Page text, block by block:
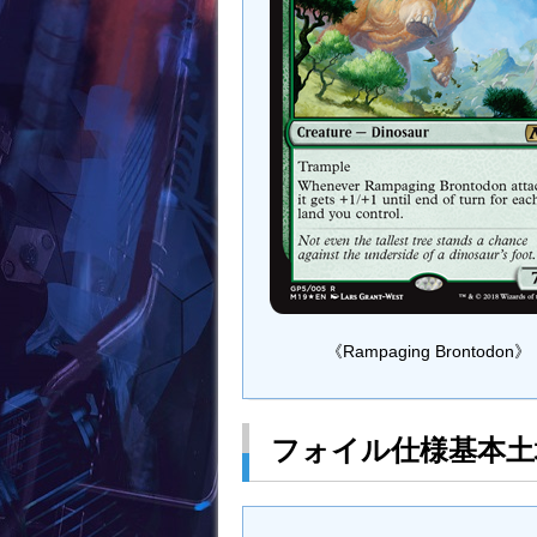
《Rampaging Brontodon》
フォイル仕様基本